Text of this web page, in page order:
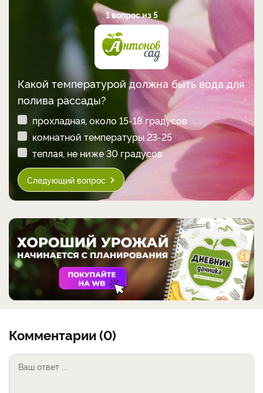
1 вопрос из 5
Какой температурой должна быть вода для
полива рассады?
прохладная, около 15-18 градусов
комнатной температуры 23-25
теплая, не ниже 30 градусов
Следующий вопрос
Комментарии (0)